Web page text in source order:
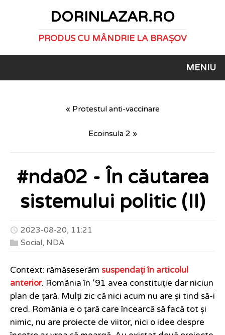
DORINLAZAR.RO
PRODUS CU MÂNDRIE LA BRAȘOV
MENIU
« Protestul anti-vaccinare
Ecoinsula 2 »
#nda02 - În căutarea
sistemului politic (II)
2023-08-20, 11:21
Social, NDA
Context: rămăseserăm suspendați în articolul
anterior. România în ‘91 avea constituție dar niciun
plan de țară. Mulți zic că nici acum nu are și tind să-i
cred. România e o țară care încearcă să facă tot și
nimic, nu are proiecte de viitor, nici o idee despre